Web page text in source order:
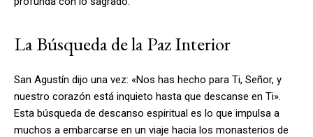
La Búsqueda de la Paz Interior
San Agustín dijo una vez: «Nos has hecho para Ti, Señor, y
nuestro corazón está inquieto hasta que descanse en Ti».
Esta búsqueda de descanso espiritual es lo que impulsa a
muchos a embarcarse en un viaje hacia los monasterios de